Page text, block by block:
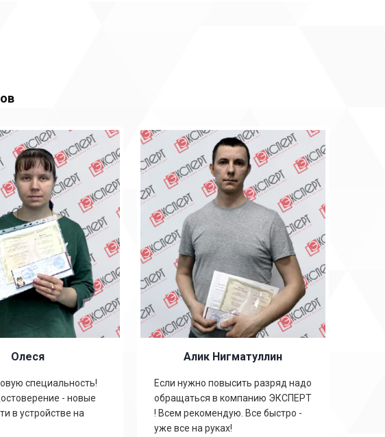
Олеся
специальность!
- новые
в устройстве на
Алик Нигматуллин
Если нужно повысить разряд надо
обращаться в компанию ЭКСПЕРТ
! Всем рекомендую. Все быстро -
уже все на руках!